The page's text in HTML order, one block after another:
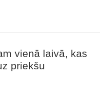
vienā laivā, kas
priekšu